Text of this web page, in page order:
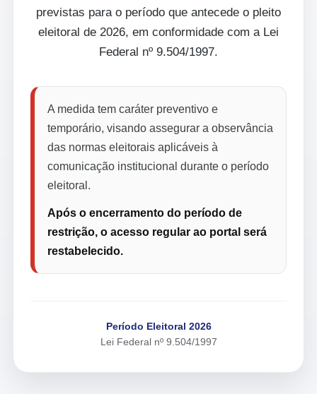
previstas para o período que antecede o pleito
eleitoral de 2026, em conformidade com a Lei
Federal nº 9.504/1997.
A medida tem caráter preventivo e
temporário, visando assegurar a observância
das normas eleitorais aplicáveis à
comunicação institucional durante o período
eleitoral.
Após o encerramento do período de
restrição, o acesso regular ao portal será
restabelecido.
Período Eleitoral 2026
Lei Federal nº 9.504/1997